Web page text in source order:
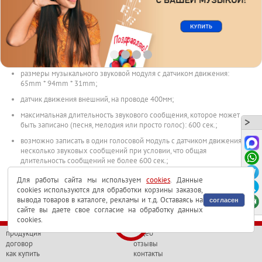
описание скачать видео
звуковой модуль многократно перезаписываемый;
звуковой модуль с датчиком движения программируется через
USB;
размеры музыкального звуковой модуля с датчиком движения:
65mm * 94mm * 31mm;
датчик движения внешний, на проводе 400мм;
максимальная длительность звукового сообщения, которое может
быть записано (песня, мелодия или просто голос): 600 сек.;
возможно записать в один голосовой модуль с датчиком движения
несколько звуковых сообщений при условии, что общая
длительность сообщений не более 600 сек.;
каждое следующее сообщение может проигрываться при каждой
новой активации голосовой модуля или все записанные
сообщения проигрываются сразу одно за другим;
можно припаять дополнительные кнопки для активации;
срок службы элементов питания: порядка 450 полных
проигрываний звуковых сообщений длительностью 300 сек.;
продукция
договор
как купить
видео
отзывы
контакты
Для работы сайта мы используемcookies. Данные
cookies используются для обработки корзины заказов,
вывода товаров в каталоге, рекламы и т.д. Оставаясь на
сайте вы даете свое согласие на обработку данных
cookies.
согласен